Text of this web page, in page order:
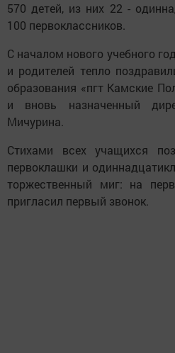
570 детей, из них 22 -
100 первоклассников.
С началом нового учебного
и родителей тепло
образования «пгт Камские
и вновь назначенный
Мичурина.
Стихами всех учащихся
первоклашки и
торжественный миг: на
пригласил первый звонок.